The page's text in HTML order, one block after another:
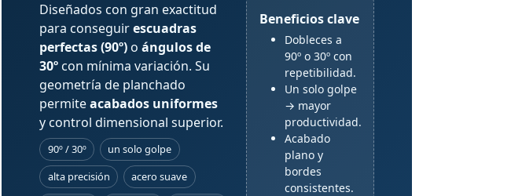
Diseñados con gran exactitud
para conseguirescuadras
perfectas (90º)o ángulos de
30º con mínima variación. Su
geometría de planchado
permiteacabados uniformes
y control dimensional superior.
90º / 30º
un solo golpe
alta precisión
acero suave
Beneficios clave
Dobleces a
90º o 30º con
repetibilidad.
Un solo golpe
→ mayor
productividad.
Acabado
plano y
bordes
consistentes.